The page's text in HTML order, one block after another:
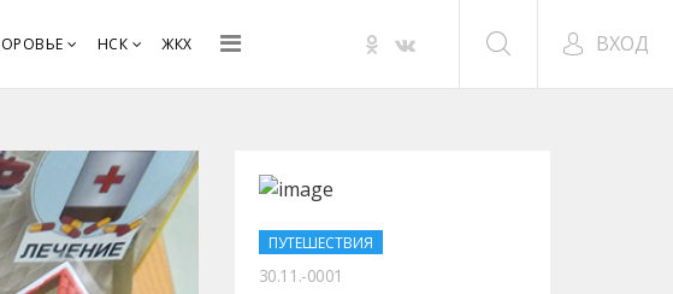
НСК ЖКХ ВХОД
ПУТЕШЕСТВИЯ
30.11.-0001